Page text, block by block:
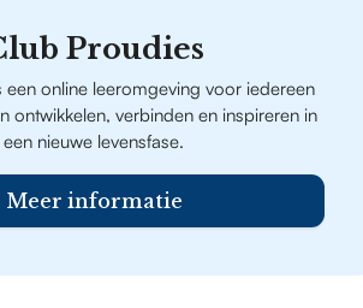
Proudies
een online leeromgeving voor iedereen
ontwikkelen, verbinden en inspireren in
een nieuwe levensfase.
Meer informatie